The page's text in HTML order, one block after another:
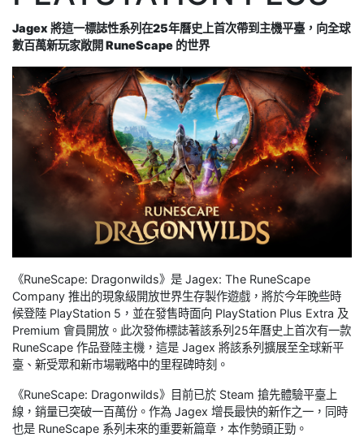
Jagex 將這一標誌性系列在25年曆史上首次帶到主機平臺，向全球
數百萬新玩家敞開 RuneScape 的世界
《RuneScape: Dragonwilds》是 Jagex: The RuneScape
Company 推出的現象級開放世界生存製作遊戲，將於今年晚些時
候登陸 PlayStation 5，並在發售時面向 PlayStation Plus Extra 及
Premium 會員開放。此次發佈標誌著該系列25年曆史上首次有一款
RuneScape 作品登陸主機，這是 Jagex 將該系列擴展至全球新平
臺、新受眾和新市場戰略中的里程碑時刻。
《RuneScape: Dragonwilds》目前已於 Steam 搶先體驗平臺上
線，銷量已突破一百萬份。作為 Jagex 增長最快的新作之一，同時
也是 RuneScape 系列未來的重要新篇章，本作勢頭正勁。